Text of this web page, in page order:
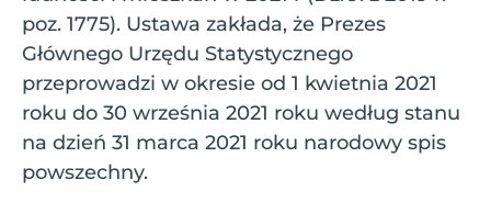
poz. 1775). Ustawa zakłada, że Prezes
Głównego Urzędu Statystycznego
przeprowadzi w okresie od 1 kwietnia 2021
roku do 30 września 2021 roku według stanu
na dzień 31 marca 2021 roku narodowy spis
powszechny.